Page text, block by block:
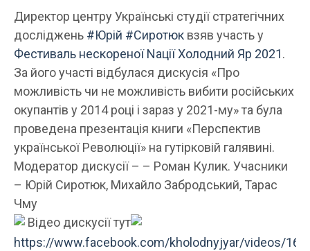
Директор центру Українські студії стратегічних
досліджень #Юрій #Сиротюк взяв участь у
Фестиваль нескореної Nації Холодний Яр 2021.
За його участі відбулася дискусія «Про
можливість чи не можливість вибити російських
окупантів у 2014 році і зараз у 2021-му» та була
проведена презентація книги «Перспектив
української Революції» на гутірковій галявині.
Модератор дискусії – – Роман Кулик. Учасники
– Юрій Сиротюк, Михайло Забродський, Тарас
Чму
Відео дискусії тут
https://www.facebook.com/kholodnyjyar/videos/